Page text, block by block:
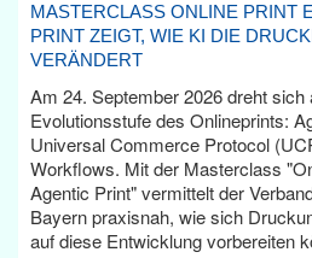
MASTERCLASS ONLINE PRINT
PRINT ZEIGT, WIE KI DIE
VERÄNDERT
Am 24. September 2026 dreht
Evolutionsstufe des Onlineprints:
Universal Commerce Protocol
Workflows. Mit der Masterclass
Agentic Print" vermittelt der
Bayern praxisnah, wie sich
auf diese Entwicklung vorbereiten